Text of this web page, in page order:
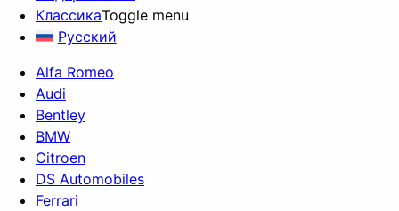
КлассикаToggle menu
Русский
Alfa Romeo
Audi
Bentley
BMW
Citroen
DS Automobiles
Ferrari